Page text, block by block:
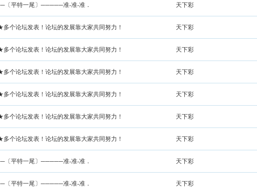
〔平特一尾〕─────准-准-准． 天下彩
个论坛发表！论坛的发展靠大家共同努力！ 天下彩
个论坛发表！论坛的发展靠大家共同努力！ 天下彩
个论坛发表！论坛的发展靠大家共同努力！ 天下彩
个论坛发表！论坛的发展靠大家共同努力！ 天下彩
个论坛发表！论坛的发展靠大家共同努力！ 天下彩
个论坛发表！论坛的发展靠大家共同努力！ 天下彩
〔平特一尾〕─────准-准-准． 天下彩
〔平特一尾〕─────准-准-准． 天下彩